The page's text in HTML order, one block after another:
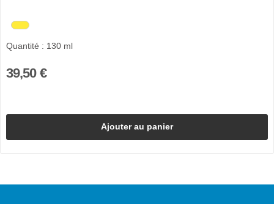
Quantité : 130 ml
39,50 €
Ajouter au panier